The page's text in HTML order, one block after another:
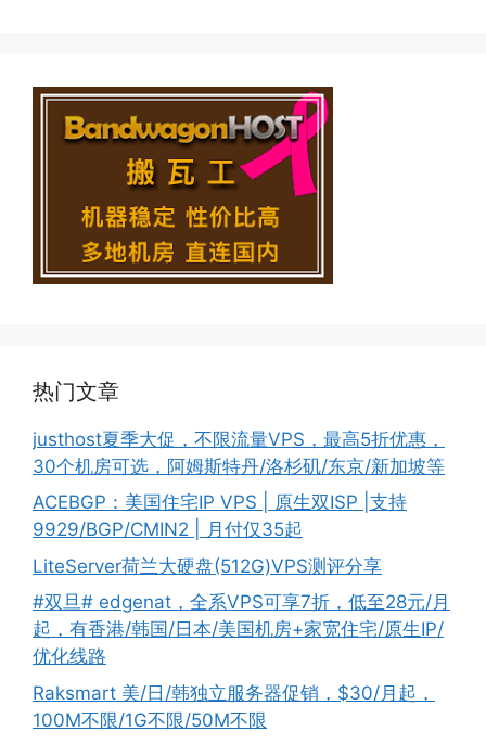
热门文章
justhost夏季大促，不限流量VPS，最高5折优惠，
30个机房可选，阿姆斯特丹/洛杉矶/东京/新加坡等
ACEBGP：美国住宅IP VPS | 原生双ISP |支持
9929/BGP/CMIN2 | 月付仅35起
LiteServer荷兰大硬盘(512G)VPS测评分享
#双旦# edgenat，全系VPS可享7折，低至28元/月
起，有香港/韩国/日本/美国机房+家宽住宅/原生IP/
优化线路
Raksmart 美/日/韩独立服务器促销，$30/月起，
100M不限/1G不限/50M不限